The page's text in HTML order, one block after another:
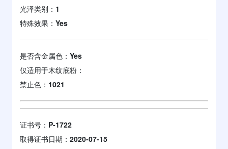
光泽类别： 1
特殊效果： Yes
是否含金属色： Yes
仅适用于木纹底粉：
禁止色： 1021
证书号： P-1722
取得证书日期： 2020-07-15